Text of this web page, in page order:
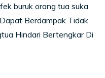
buruk orang tua suka
Berdampak Tidak
Hindari Bertengkar Di